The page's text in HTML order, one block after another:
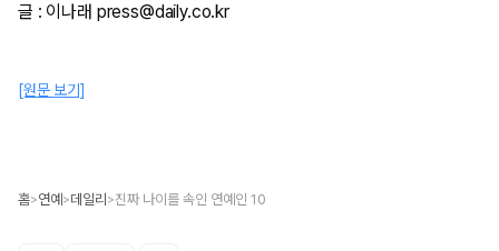
글 : 이나래 press@daily.co.kr
[원문 보기]
홈>연예 >데일리 >진짜 나이를 속인 연예인 10